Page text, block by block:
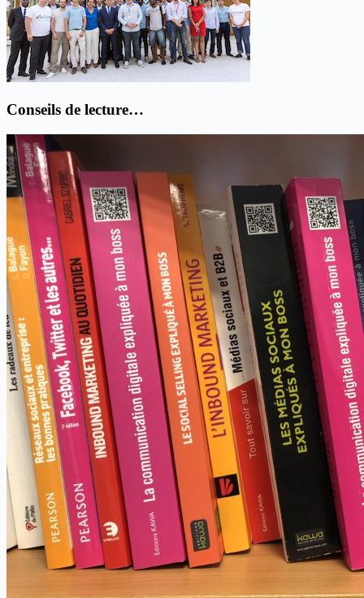
Conseils de lecture…